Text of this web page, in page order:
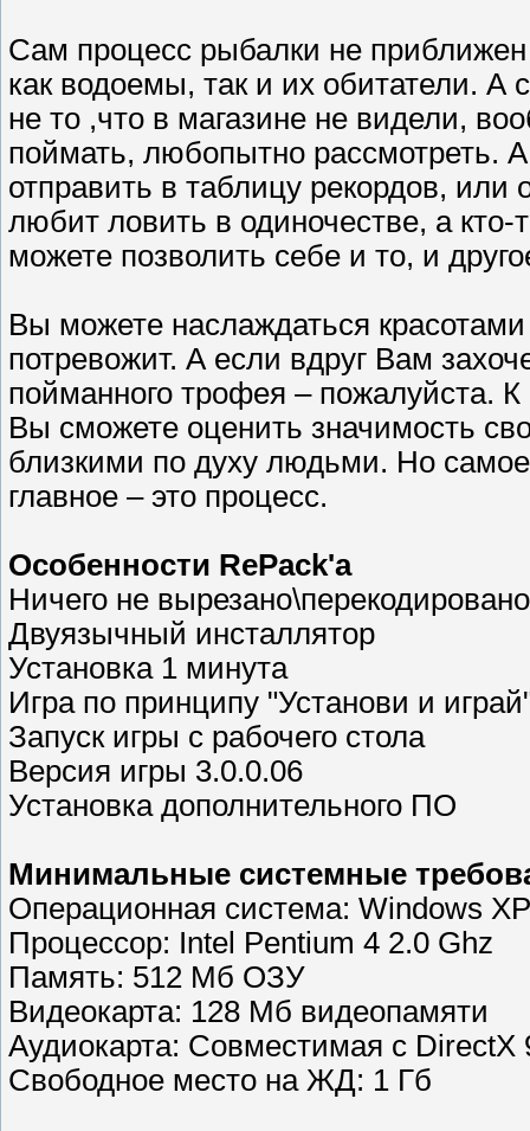
Сам процесс рыбалки не
как водоемы, так и их обитатели. А
не то ,что в магазине не видели,
поймать, любопытно рассмотреть.
отправить в таблицу рекордов, или
любит ловить в одиночестве, а
можете позволить себе и то, и
Вы можете наслаждаться
потревожит. А если вдруг Вам
пойманного трофея – пожалуйста.
Вы сможете оценить значимость
близкими по духу людьми. Но самое
главное – это процесс.
Особенности RePack'a
Ничего не вырезано\перекодировано
Двуязычный инсталлятор
Установка 1 минута
Игра по принципу "Установи и
Запуск игры с рабочего стола
Версия игры 3.0.0.06
Установка дополнительного ПО
Минимальные системные
Операционная система: Windows
Процессор: Intel Pentium 4 2.0 Ghz
Память: 512 Mб ОЗУ
Видеокарта: 128 Мб видеопамяти
Аудиокарта: Совместимая с DirectX
Свободное место на ЖД: 1 Гб